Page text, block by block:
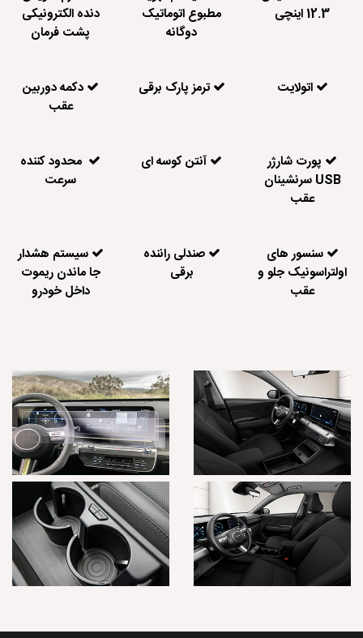
12.3 اینچی
مطبوع اتوماتیک
دوگانه
دنده الکترونیکی
پشت فرمان
اتولایت ترمز پارک برقی
دکمه دوربین
عقب
پورت شارژر
USB سرنشینان
عقب
آنتن کوسه ای
محدود کننده
سرعت
سنسور های
اولتراسونیک جلو و
عقب
صندلی راننده
برقی
سیستم هشدار
جا ماندن ریموت
داخل خودرو